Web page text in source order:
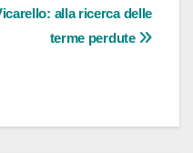
alla ricerca delle
terme perdute